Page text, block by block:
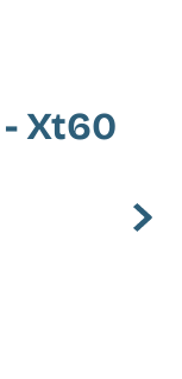
Xt60